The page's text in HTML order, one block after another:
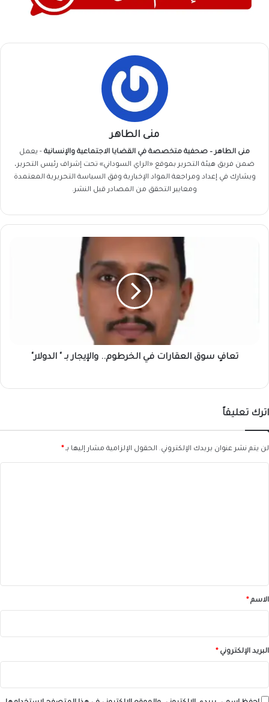
منى الطاهر
منى الطاهر – صحفية متخصصة في القضايا الاجتماعية والإنسانية - يعمل
ضمن فريق هيئة التحرير بموقع «الراي السوداني» تحت إشراف رئيس التحرير،
ويشارك في إعداد ومراجعة المواد الإخبارية وفق السياسة التحريرية المعتمدة
ومعايير التحقق من المصادر قبل النشر.
تعافٍ سوق العقارات في الخرطوم.. والإيجار بـ " الدولار"
اترك تعليقاً
لن يتم نشر عنوان بريدك الإلكتروني. الحقول الإلزامية مشار إليها بـ*
*الاسم*
البريد الإلكتروني*